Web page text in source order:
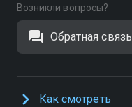
Возникли вопросы?
Обратная связь
Как смотреть